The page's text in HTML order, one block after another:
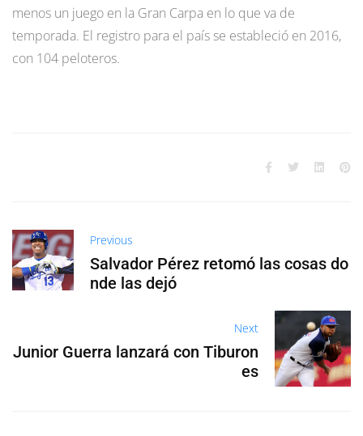
menos un juego en la Gran Carpa en lo que va de
temporada. El registro para el país se estableció en 2016,
con 104 peloteros.
Previous
Salvador Pérez retomó las cosas do
nde las dejó
Next
Junior Guerra lanzará con Tiburon
es